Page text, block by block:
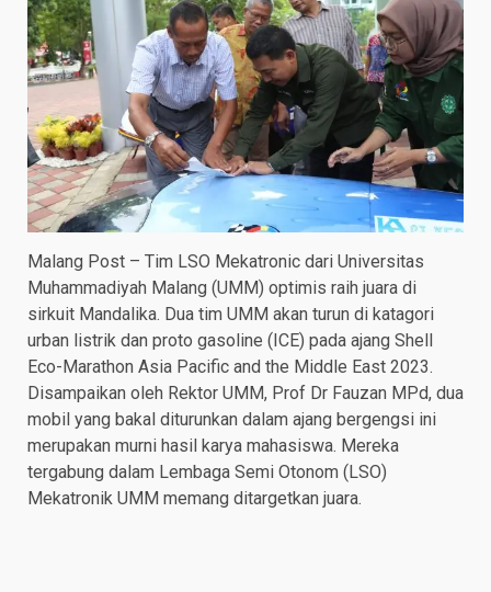
Malang Post – Tim LSO Mekatronic dari Universitas
Muhammadiyah Malang (UMM) optimis raih juara di
sirkuit Mandalika. Dua tim UMM akan turun di katagori
urban listrik dan proto gasoline (ICE) pada ajang Shell
Eco-Marathon Asia Pacific and the Middle East 2023.
Disampaikan oleh Rektor UMM, Prof Dr Fauzan MPd, dua
mobil yang bakal diturunkan dalam ajang bergengsi ini
merupakan murni hasil karya mahasiswa. Mereka
tergabung dalam Lembaga Semi Otonom (LSO)
Mekatronik UMM memang ditargetkan juara.